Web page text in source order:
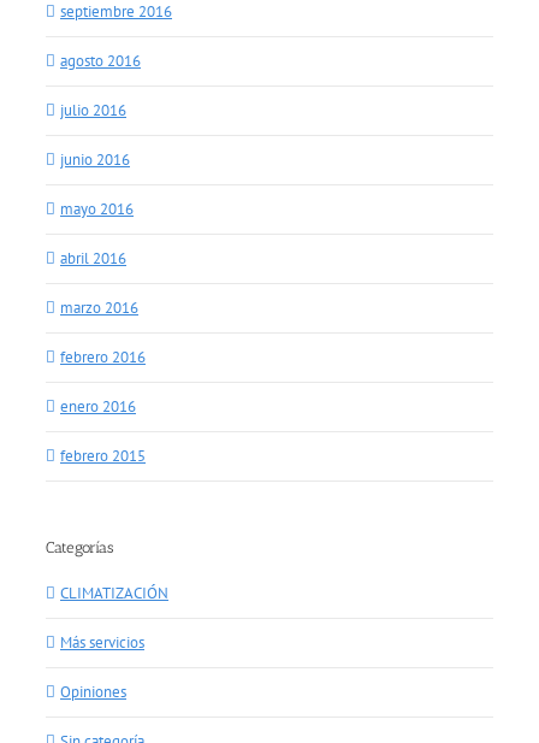
septiembre 2016
agosto 2016
julio 2016
junio 2016
mayo 2016
abril 2016
marzo 2016
febrero 2016
enero 2016
febrero 2015
Categorías
CLIMATIZACIÓN
Más servicios
Opiniones